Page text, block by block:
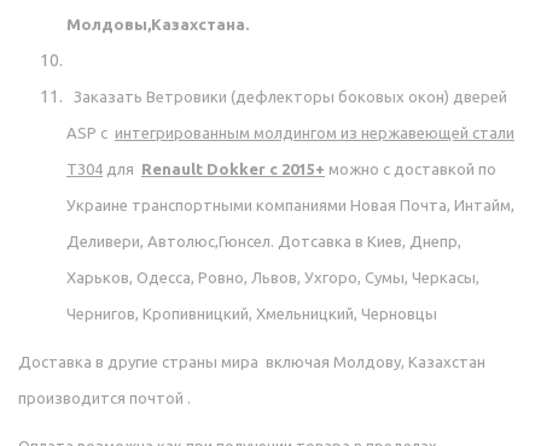
Молдовы,Казахстана.
Заказать Ветровики (дефлекторы боковых окон) дверей
ASP с интегрированным молдингом из нержавеющей стали
Т304 для Renault Dokker c 2015+ можно с доставкой по
Украине транспортными компаниями Новая Почта, Интайм,
Деливери, Автолюс,Гюнсел. Дотсавка в Киев, Днепр,
Харьков, Одесса, Ровно, Львов, Ухгоро, Сумы, Черкасы,
Чернигов, Кропивницкий, Хмельницкий, Черновцы
Доставка в другие страны мира включая Молдову, Казахстан
производится почтой .